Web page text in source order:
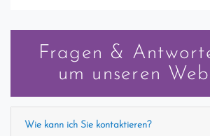
Fragen &
um unseren
Wie kann ich Sie kontaktieren?